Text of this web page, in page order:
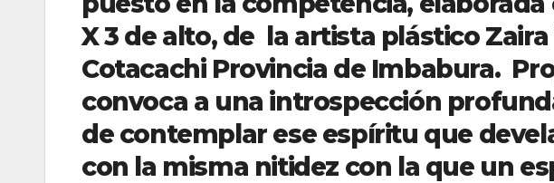
X 3 de alto, de la artista plástico
Cotacachi Provincia de Imbabura.
convoca a una introspección
de contemplar ese espíritu que
con la misma nitidez con la que un